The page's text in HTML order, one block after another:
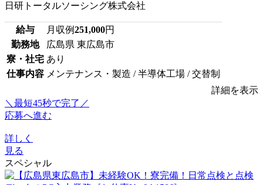
日研トータルソーシング株式会社
給与 月収例251,000円
勤務地
広島県 東広島市
寮・社宅 あり
仕事内容 メンテナンス・製造 / 半導体工場 / 交替制
詳細を表示
＼最短45秒で完了／
応募へ進む
詳しく
見る
スペシャル